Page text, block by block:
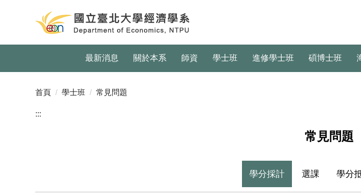
要
最新消息 關於本系 師資 學士班 進修學士班 碩博士班
首頁 學士班 常見問題
:::
常見問題
學分採計 選課 學分